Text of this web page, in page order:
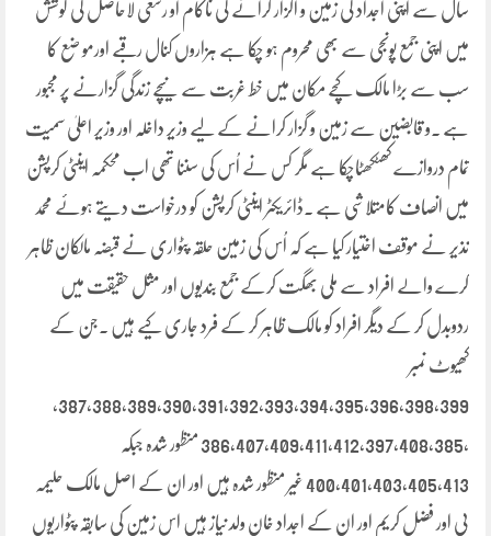
سال سے اپنی اجداد کی زمین و اگزار کرانے کی ناکام او رسعی لاحاصل کی کوشش
میں اپنی جمع پونجی سے بھی محروم ہو چکا ہے ہزاروں کنال رقبے اورمو ضع کا
سب سے بڑا مالک کچے مکان میں خط غربت سے نیچے زندگی گزارنے پر مجبور
ہے ۔و قابضین سے زمین و گزار کرانے کے لیے وزیر داخلہ اور وزیر اعلیٰ سمیت
تمام دروازے کھٹکھٹاچکا ہے مگر کس نے اُس کی سننا تھی اب محکمہ اینٹی کرپشن
میں انصاف کامتلاشی ہے ۔ڈائریکٹر اینٹی کرپشن کو درخواست دیتے ہوئے محمد
نذیر نے موقف اختیار کیا ہے کہ اُس کی زمین حلقہ پٹواری نے قبضہ مالکان ظاہر
کرے والے افراد سے ملی بھگت کرکے جمع بندیوں اور مثل حقیقت میں
ردوبدل کر کے دیگر افراد کو مالک ظاہر کر کے فرد جاری کیے ہیں ۔جن کے
کھیوٹ نمبر
387,388,389,390,391,392,393,394,395,396,398,399,
,386,407,409,411,412,397,408,385 منظور شدہ جبکہ
400,401,403,405,413 غیر منظور شدہ ہیں اور ان کے اصل مالک حلیمہ
بی اور فضل کریم اور ان کے اجداد خان ولد نیاز ہیں اس زمین کی سابقہ پٹواریوں